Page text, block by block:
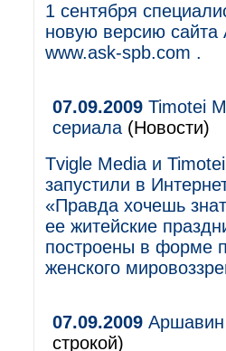
1 сентября
новую версию сайта
www.ask-spb.com .
07.09.2009 Timotei
сериала (Новости)
Tvigle Media и
запустили в
«Правда хочешь
ее житейские
построены в форме
женского
07.09.2009 Аршавин
строкой)